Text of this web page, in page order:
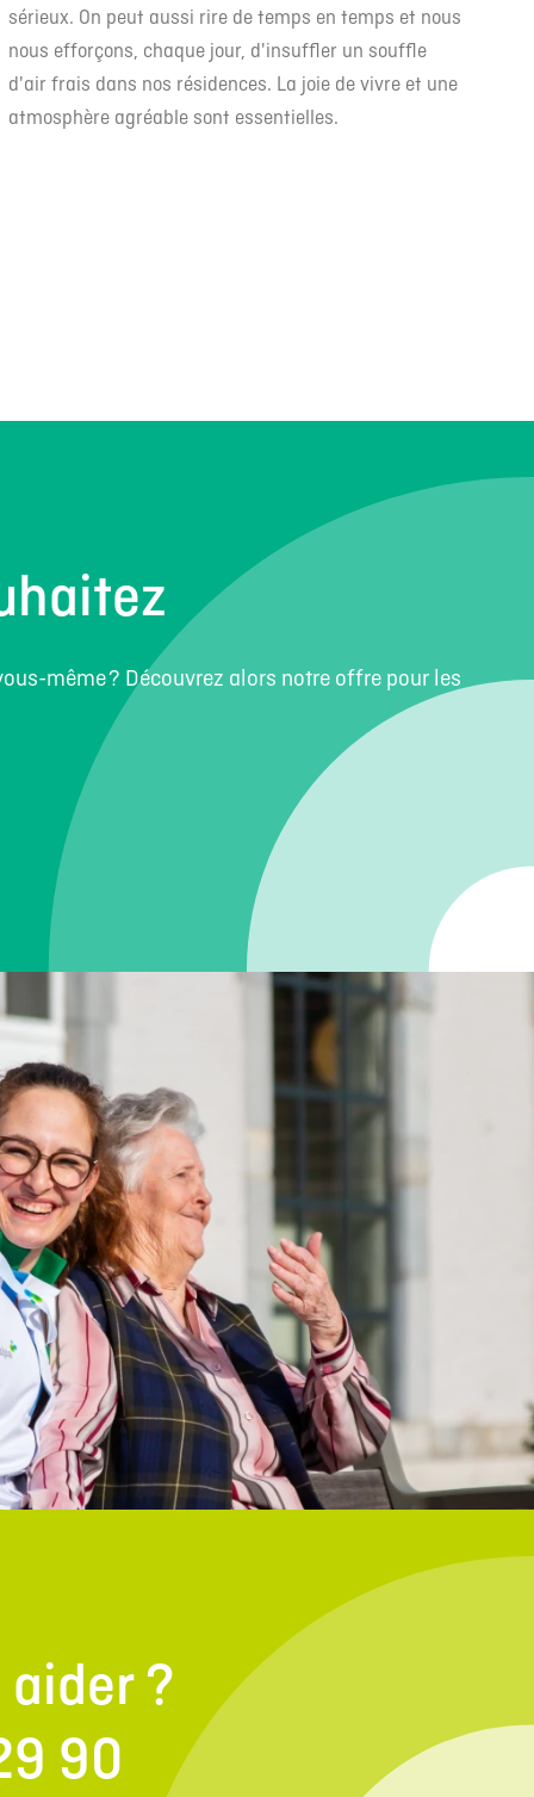
sérieux. On peut aussi rire de temps en temps et nous
nous efforçons, chaque jour, d'insuffler un souffle
d'air frais dans nos résidences. La joie de vivre et une
atmosphère agréable sont essentielles.
même ? Découvrez alors notre offre pour les
?
90